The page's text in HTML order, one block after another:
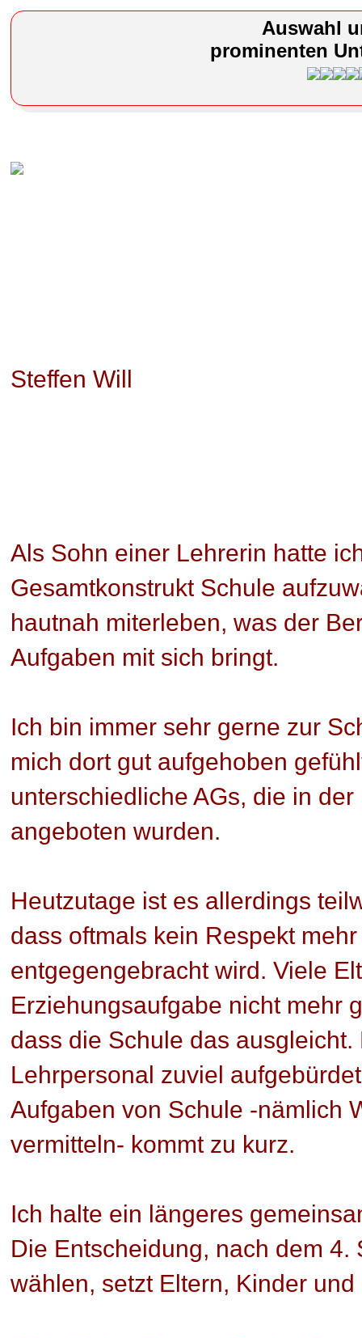
Auswahl
prominenten
Steffen Will
Als Sohn einer Lehrerin hatte
Gesamtkonstrukt Schule
hautnah miterleben, was der
Aufgaben mit sich bringt.
Ich bin immer sehr gerne zur
mich dort gut aufgehoben
unterschiedliche AGs, die in
angeboten wurden.
Heutzutage ist es allerdings
dass oftmals kein Respekt
entgegengebracht wird. Viele
Erziehungsaufgabe nicht mehr
dass die Schule das
Lehrpersonal zuviel
Aufgaben von Schule -nämlich
vermitteln- kommt zu kurz.
Ich halte ein längeres
Die Entscheidung, nach dem
wählen, setzt Eltern, Kinder